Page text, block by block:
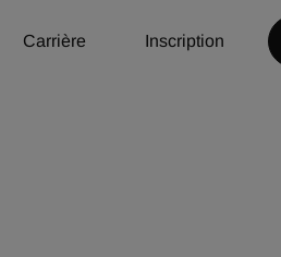
Carrière Inscription